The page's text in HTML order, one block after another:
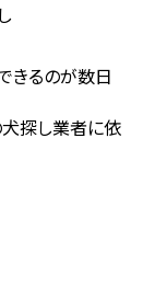
きるのが数日
犬探し業者に依